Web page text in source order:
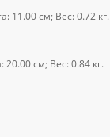
11.00 см; Вес: 0.72 кг.
см; Вес: 0.84 кг.